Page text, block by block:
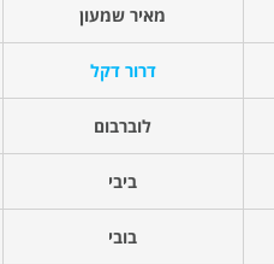
מאיר שמעון
דרור דקל
לוברבום
ביבי
בובי